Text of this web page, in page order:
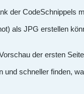
der CodeSchnippels
als JPG erstellen
der ersten
und schneller finden,